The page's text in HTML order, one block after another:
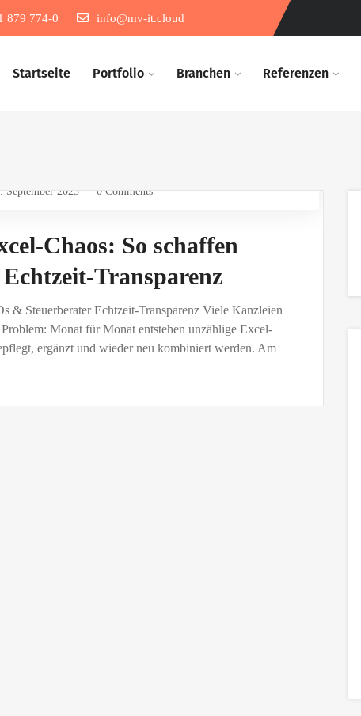
879 774-0 info@mv-it.cloud
Startseite Portfolio Branchen​ Referenzen​
September 2025 0 Comments
Chaos: So schaffen
Transparenz
& Steuerberater Echtzeit-Transparenz Viele Kanzleien
Monat für Monat entstehen unzählige Excel-
ergänzt und wieder neu kombiniert werden. Am